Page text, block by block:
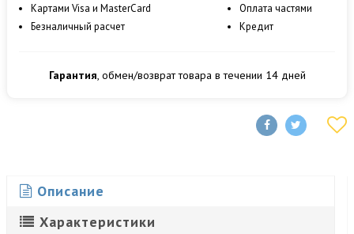
Картами Visa и MasterCard
Безналичный расчет
Оплата частями
Кредит
Гарантия, обмен/возврат товара в течении 14 дней
Описание
Характеристики